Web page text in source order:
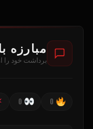
مبارزه
برداشت خود را
0
0